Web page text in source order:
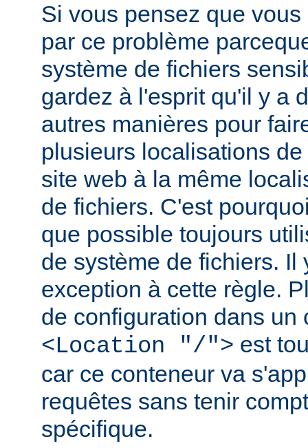
Si vous pensez que
par ce problème
système de fichiers
gardez à l'esprit qu'il y a
autres manières pour
plusieurs localisations
site web à la même
de fichiers. C'est
que possible toujours
de système de fichiers. Il
exception à cette règle.
de configuration dans un
<Location "/"> est
car ce conteneur va
requêtes sans tenir
spécifique.